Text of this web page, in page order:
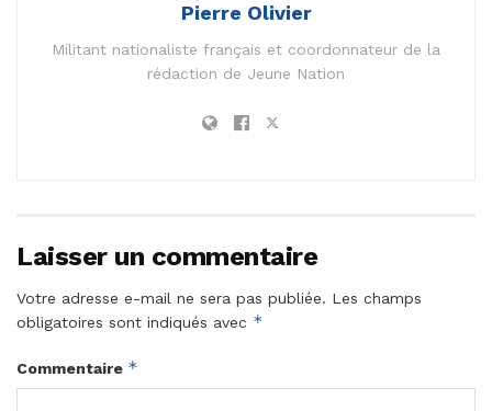
Pierre Olivier
Militant nationaliste français et coordonnateur de la
rédaction de Jeune Nation
Laisser un commentaire
Votre adresse e-mail ne sera pas publiée. Les champs
obligatoires sont indiqués avec *
Commentaire *